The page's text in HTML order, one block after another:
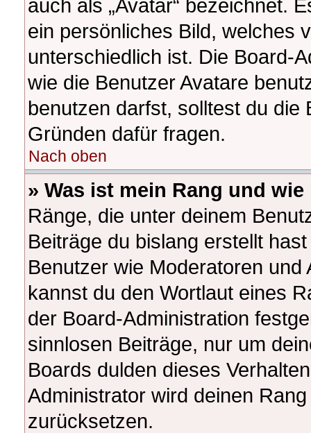
auch als „Avatar“ bezeichnet.
ein persönliches Bild, welches
unterschiedlich ist. Die Board-
wie die Benutzer Avatare
benutzen darfst, solltest du die
Gründen dafür fragen.
Nach oben
» Was ist mein Rang und
Ränge, die unter deinem
Beiträge du bislang erstellt
Benutzer wie Moderatoren
kannst du den Wortlaut eines
der Board-Administration
sinnlosen Beiträge, nur um
Boards dulden dieses
Administrator wird deinen
zurücksetzen.